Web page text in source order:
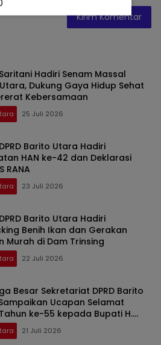
Hadiri Senam Massal
Dukung Gaya Hidup Sehat
Kebersamaan
25 Juli 2026
Barito Utara Hadiri
HAN ke-42 dan Deklarasi
RANA
23 Juli 2026
Barito Utara Hadiri
Benih Ikan dan Gerakan
Murah di Dam Trinsing
22 Juli 2026
Besar Sekretariat DPRD Barito
Ucapan Selamat
ke-55 kepada Bupati H.
21 Juli 2026